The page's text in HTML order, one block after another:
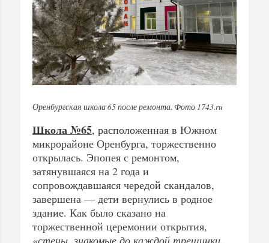
Оренбургская школа 65 после ремонта. Фото 1743.ru
Школа №65, расположенная в Южном
микрорайоне Оренбурга, торжественно
открылась. Эпопея с ремонтом,
затянувшаяся на 2 года и
сопровождавшаяся чередой скандалов,
завершена — дети вернулись в родное
здание. Как было сказано на
торжественной церемонии открытия,
«стены, знакомые до каждой трещинки,